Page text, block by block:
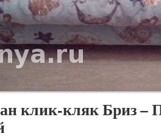
клик-кляк Бриз –